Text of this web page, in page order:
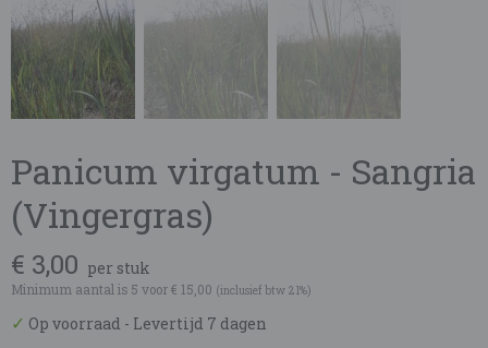
Panicum virgatum - Sangria
(Vingergras)
€ 3,00 per stuk
Minimum aantal is 5 voor € 15,00 (inclusief btw 21%)
✓ Op voorraad - Levertijd 7 dagen